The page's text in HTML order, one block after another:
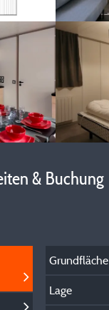
& Buchung
Grundfläche
Lage